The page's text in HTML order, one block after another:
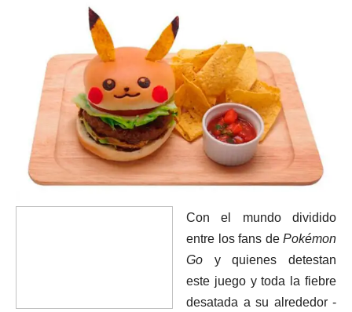
Con el mundo dividido
entre los fans de Pokémon
Go
y quienes detestan
este juego y toda la fiebre
desatada a su alrededor -